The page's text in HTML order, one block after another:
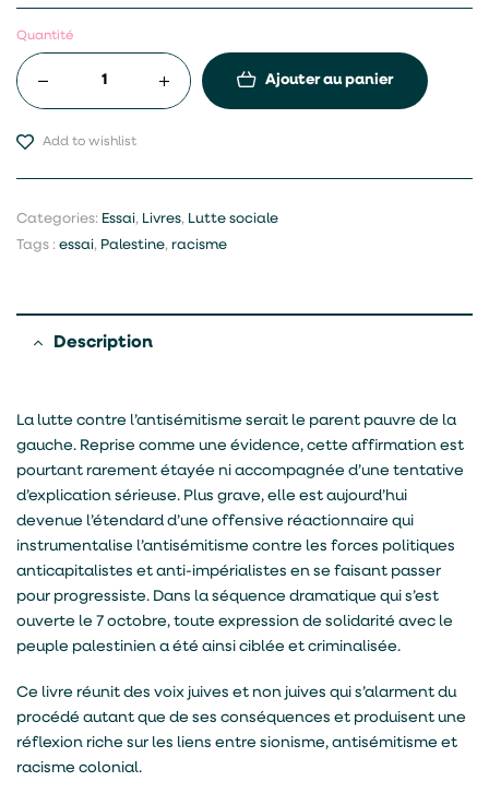
Quantité
Ajouter au panier
Add to wishlist
Categories: Essai, Livres, Lutte sociale
Tags : essai, Palestine, racisme
Description
La lutte contre l’antisémitisme serait le parent pauvre de la
gauche. Reprise comme une évidence, cette affirmation est
pourtant rarement étayée ni accompagnée d’une tentative
d’explication sérieuse. Plus grave, elle est aujourd’hui
devenue l’étendard d’une offensive réactionnaire qui
instrumentalise l’antisémitisme contre les forces politiques
anticapitalistes et anti-impérialistes en se faisant passer
pour progressiste. Dans la séquence dramatique qui s’est
ouverte le 7 octobre, toute expression de solidarité avec le
peuple palestinien a été ainsi ciblée et criminalisée.
Ce livre réunit des voix juives et non juives qui s’alarment du
procédé autant que de ses conséquences et produisent une
réflexion riche sur les liens entre sionisme, antisémitisme et
racisme colonial.